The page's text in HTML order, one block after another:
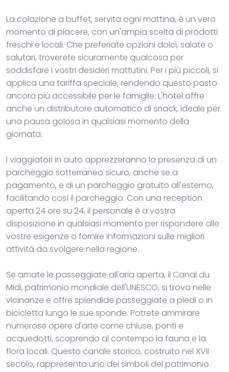
La colazione a buffet, servita ogni mattina, è un vero
momento di piacere, con un'ampia scelta di prodotti
freschi e locali. Che preferiate opzioni dolci, salate o
salutari, troverete sicuramente qualcosa per
soddisfare i vostri desideri mattutini. Per i più piccoli, si
applica una tariffa speciale, rendendo questo pasto
ancora più accessibile per le famiglie. L'hotel offre
anche un distributore automatico di snack, ideale per
una pausa golosa in qualsiasi momento della
giornata.
I viaggiatori in auto apprezzeranno la presenza di un
parcheggio sotterraneo sicuro, anche se a
pagamento, e di un parcheggio gratuito all'esterno,
facilitando così il parcheggio. Con una reception
aperta 24 ore su 24, il personale è a vostra
disposizione in qualsiasi momento per rispondere alle
vostre esigenze o fornire informazioni sulle migliori
attività da svolgere nella regione.
Se amate le passeggiate all'aria aperta, il Canal du
Midi, patrimonio mondiale dell'UNESCO, si trova nelle
vicinanze e offre splendide passeggiate a piedi o in
bicicletta lungo le sue sponde. Potrete ammirare
numerose opere d'arte come chiuse, ponti e
acquedotti, scoprendo al contempo la fauna e la
flora locali. Questo canale storico, costruito nel XVII
secolo, rappresenta uno dei simboli del patrimonio